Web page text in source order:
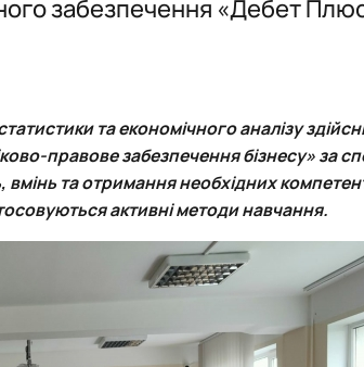
ЗВІТИ про
ЗВІТИ про
забезпечення «Дебет
та економічного аналізу
правове забезпечення бізнесу» за
вмінь та отримання необхідних
активні методи навчання.